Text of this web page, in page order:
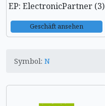
EP: ElectronicPartner (3)
Geschäft ansehen
Symbol: N